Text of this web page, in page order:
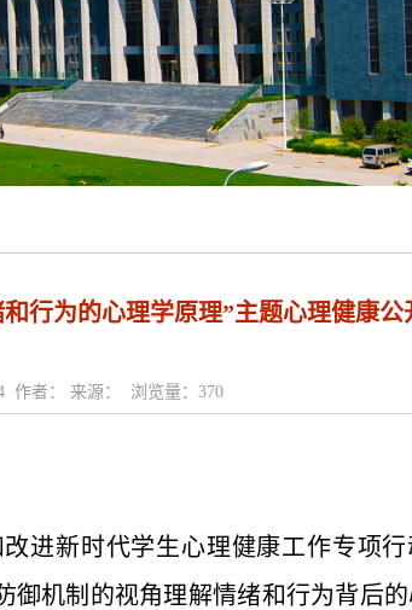
行为的心理学原理”主题心理健康公
作者： 来源： 浏览量：370
进新时代学生心理健康工作专项
机制的视角理解情绪和行为背后